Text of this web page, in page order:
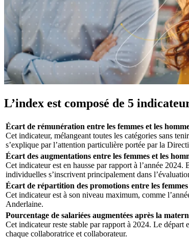
L’index est composé de 5
Écart de rémunération entre les femmes et les
Cet indicateur, mélangeant toutes les catégories sans
s’explique par l’attention particulière portée par la
Écart des augmentations entre les femmes et les
Cet indicateur est en hausse par rapport à l’année
individuelles s’inscrivent principalement dans
Écart de répartition des promotions entre les femmes
Cet indicateur est à son niveau maximum, comme
Anderlaine.
Pourcentage de salariées augmentées après la
Cet indicateur reste stable par rapport à 2024. Le départ
chaque collaboratrice et collaborateur.